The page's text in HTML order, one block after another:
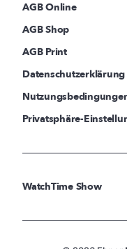
AGB Online
AGB Shop
AGB Print
Datenschutzerklärung
Privatsphäre-
WatchTime Show